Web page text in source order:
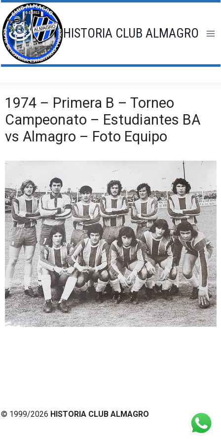
Saltar
al
contenido
HISTORIA CLUB ALMAGRO
1974 – Primera B – Torneo
Campeonato – Estudiantes BA
vs Almagro – Foto Equipo
© 1999/2026 HISTORIA CLUB ALMAGRO